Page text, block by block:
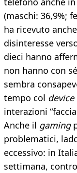
(maschi: 36,9%;
ha ricevuto
disinteresse
dieci hanno
non hanno con
sembra
tempo col device
interazioni
Anche il gaming
problematici,
eccessivo: in
settimana,